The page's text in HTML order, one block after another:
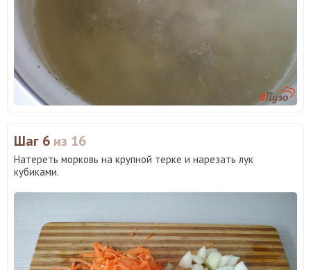
Шаг 6 из 16
Натереть морковь на крупной терке и нарезать лук
кубиками.